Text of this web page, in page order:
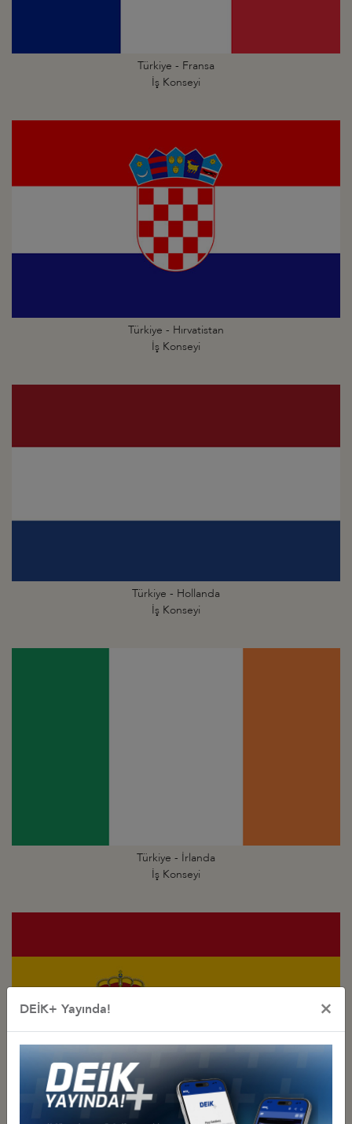
Türkiye - Fransa
İş Konseyi
Türkiye - Hırvatistan
İş Konseyi
Türkiye - Hollanda
İş Konseyi
Türkiye - İrlanda
İş Konseyi
DEİK+ Yayında! ×